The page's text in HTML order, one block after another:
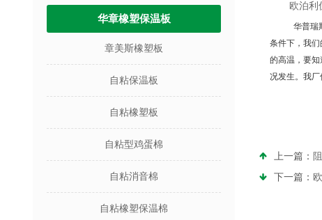
华章橡塑保温板
章美斯橡塑板
自粘保温板
自粘橡塑板
自粘型鸡蛋棉
自粘消音棉
自粘橡塑保温棉
欧泊利
华普瑞
条件下，我
的高温，要
况发生。我厂
上一篇：
下一篇：